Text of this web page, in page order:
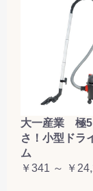
大一産業 極
さ！小型ドラ
ム
￥341 ～ ￥